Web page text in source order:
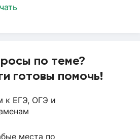
по теме?
готовы помочь!
к ЕГЭ, ОГЭ и
места по